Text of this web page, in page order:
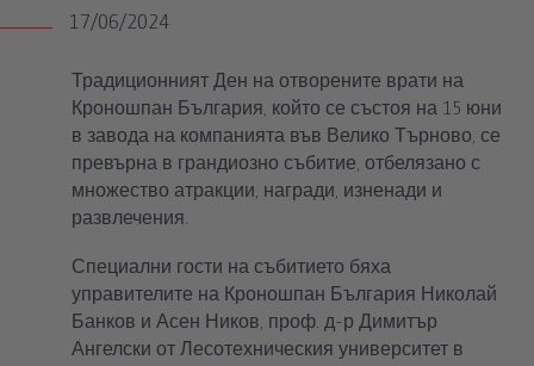
17/06/2024
Традиционният Ден на отворените врати на
Кроношпан България, който се състоя на 15 юни
в завода на компанията във Велико Търново, се
превърна в грандиозно събитие, отбелязано с
множество атракции, награди, изненади и
развлечения.
Специални гости на събитието бяха
управителите на Кроношпан България Николай
Банков и Асен Ников, проф. д-р Димитър
Ангелски от Лесотехническия университет в